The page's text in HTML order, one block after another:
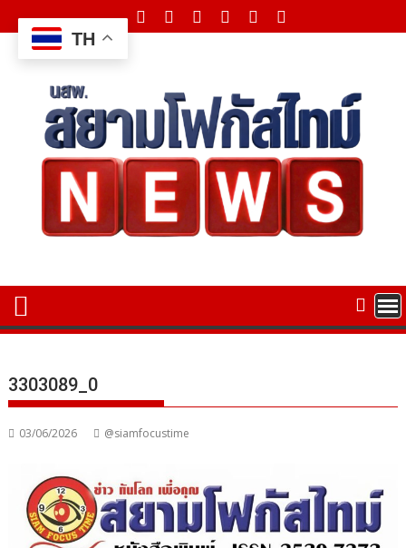
to
content
3303089_0
03/06/2026 @siamfocustime
TH